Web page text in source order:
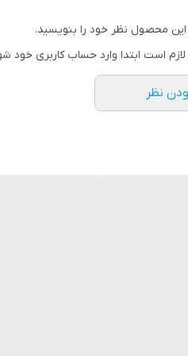
این محصول نظر خود را بنویسید.
است ابتدا وارد حساب کاربری خود
نظر